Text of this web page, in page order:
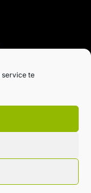
service te
met
door